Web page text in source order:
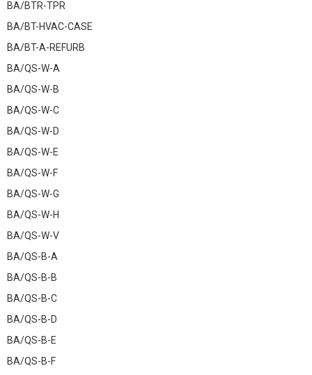
BA/BTR-TPR
BA/BT-HVAC-CASE
BA/BT-A-REFURB
BA/QS-W-A
BA/QS-W-B
BA/QS-W-C
BA/QS-W-D
BA/QS-W-E
BA/QS-W-F
BA/QS-W-G
BA/QS-W-H
BA/QS-W-V
BA/QS-B-A
BA/QS-B-B
BA/QS-B-C
BA/QS-B-D
BA/QS-B-E
BA/QS-B-F